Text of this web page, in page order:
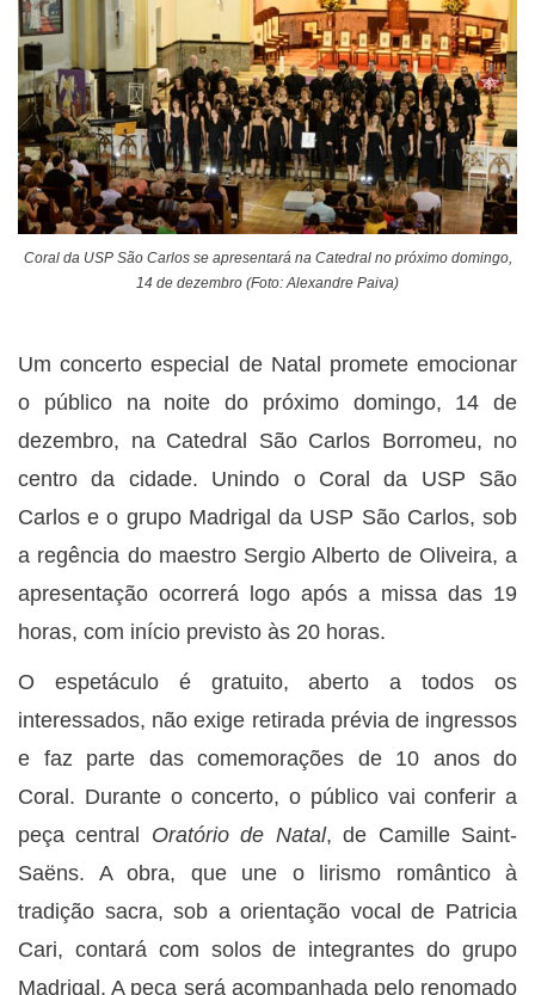
Coral da USP São Carlos se apresentará na Catedral no próximo domingo,
14 de dezembro (Foto: Alexandre Paiva)
Um concerto especial de Natal promete emocionar
o público na noite do próximo domingo, 14 de
dezembro, na Catedral São Carlos Borromeu, no
centro da cidade. Unindo o Coral da USP São
Carlos e o grupo Madrigal da USP São Carlos, sob
a regência do maestro Sergio Alberto de Oliveira, a
apresentação ocorrerá logo após a missa das 19
horas, com início previsto às 20 horas.
O espetáculo é gratuito, aberto a todos os
interessados, não exige retirada prévia de ingressos
e faz parte das comemorações de 10 anos do
Coral. Durante o concerto, o público vai conferir a
peça central Oratório de Natal, de Camille Saint-
Saëns. A obra, que une o lirismo romântico à
tradição sacra, sob a orientação vocal de Patricia
Cari, contará com solos de integrantes do grupo
Madrigal. A peça será acompanhada pelo renomado